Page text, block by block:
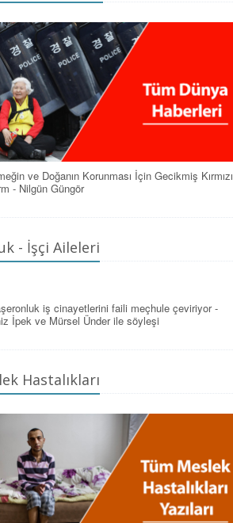
ve Doğanın Korunması İçin Gecikmiş Kırmızı
- Nilgün Güngör
- İşçi Aileleri
iş cinayetlerini faili meçhule çeviriyor -
İpek ve Mürsel Ünder ile söyleşi
Hastalıkları